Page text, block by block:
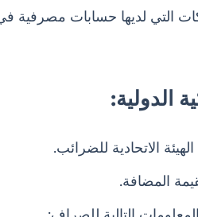
التي لديها حسابات مصرفية
الدولية:
الاتحادية للضرائب.